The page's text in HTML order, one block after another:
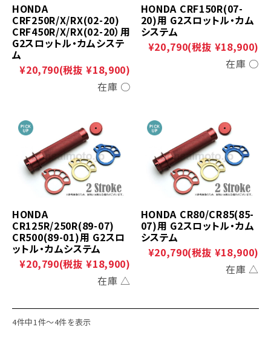
HONDA
CRF250R/X/RX(02-20)
CRF450R/X/RX(02-20）用
G2スロットル・カムシステ
ム
¥20,790(税抜 ¥18,900)
在庫 ○
HONDA CRF150R(07-
20)用 G2スロットル・カム
システム
¥20,790(税抜 ¥18,900)
在庫 ○
HONDA
CR125R/250R(89-07)
CR500(89-01)用 G2スロ
ットル・カムシステム
¥20,790(税抜 ¥18,900)
在庫 △
HONDA CR80/CR85(85-
07)用 G2スロットル・カム
システム
¥20,790(税抜 ¥18,900)
在庫 △
4件中1件～4件を表示